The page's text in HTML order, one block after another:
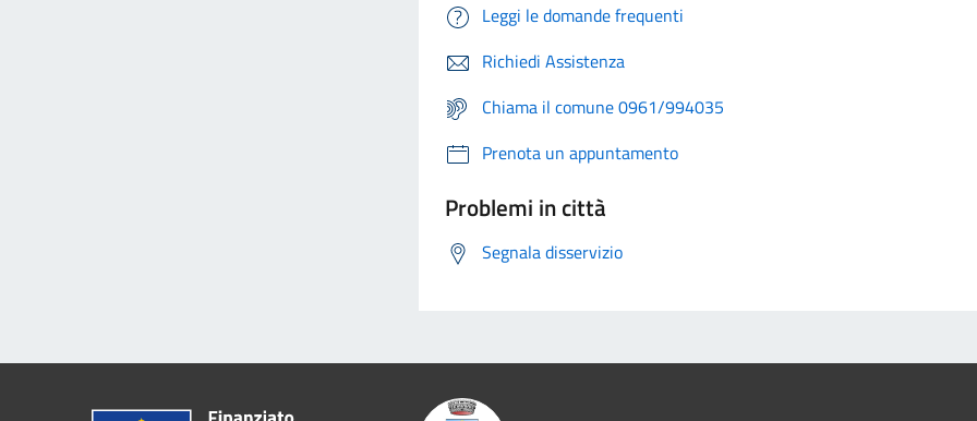
Leggi le domande frequenti
Richiedi Assistenza
Chiama il comune 0961/994035
Prenota un appuntamento
Problemi in città
Segnala disservizio